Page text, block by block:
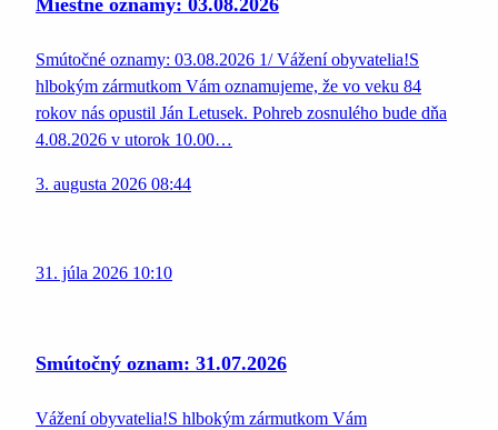
Miestne oznamy: 03.08.2026
Smútočné oznamy: 03.08.2026 1/ Vážení obyvatelia!S
hlbokým zármutkom Vám oznamujeme, že vo veku 84
rokov nás opustil Ján Letusek. Pohreb zosnulého bude dňa
4.08.2026 v utorok 10.00…
3. augusta 2026 08:44
31. júla 2026 10:10
Smútočný oznam: 31.07.2026
Vážení obyvatelia!S hlbokým zármutkom Vám